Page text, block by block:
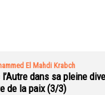
El Mahdi Krabch
dans sa pleine
de la paix (3/3)